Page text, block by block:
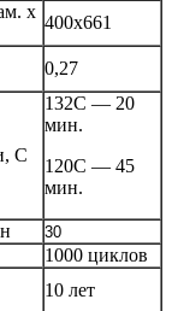
x
400х661
0,27
С
132С — 20
мин.
120С — 45
мин.
30
1000 циклов
10 лет